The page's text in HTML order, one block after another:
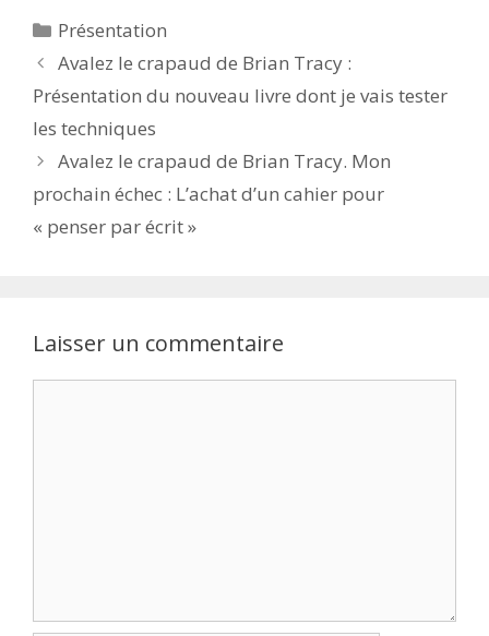
Catégories
Présentation
Avalez le crapaud de Brian Tracy :
Présentation du nouveau livre dont je vais tester
les techniques
Avalez le crapaud de Brian Tracy. Mon
prochain échec : L’achat d’un cahier pour
« penser par écrit »
Laisser un commentaire